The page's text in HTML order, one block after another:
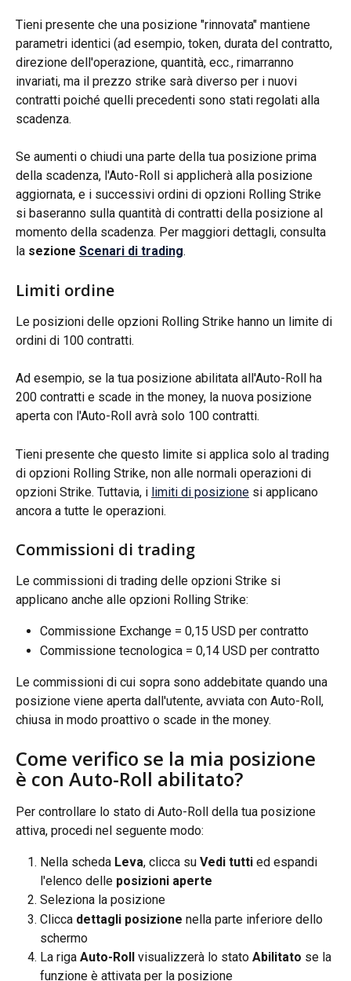
Tieni presente che una posizione "rinnovata" mantiene
parametri identici (ad esempio, token, durata del contratto,
direzione dell'operazione, quantità, ecc., rimarranno
invariati, ma il prezzo strike sarà diverso per i nuovi
contratti poiché quelli precedenti sono stati regolati alla
scadenza.
Se aumenti o chiudi una parte della tua posizione prima
della scadenza, l'Auto-Roll si applicherà alla posizione
aggiornata, e i successivi ordini di opzioni Rolling Strike
si baseranno sulla quantità di contratti della posizione al
momento della scadenza. Per maggiori dettagli, consulta
la sezione Scenari di trading.
Limiti ordine
Le posizioni delle opzioni Rolling Strike hanno un limite di
ordini di 100 contratti.
Ad esempio, se la tua posizione abilitata all'Auto-Roll ha
200 contratti e scade in the money, la nuova posizione
aperta con l'Auto-Roll avrà solo 100 contratti.
Tieni presente che questo limite si applica solo al trading
di opzioni Rolling Strike, non alle normali operazioni di
opzioni Strike. Tuttavia, i limiti di posizione si applicano
ancora a tutte le operazioni.
Commissioni di trading
Le commissioni di trading delle opzioni Strike si
applicano anche alle opzioni Rolling Strike:
Commissione Exchange = 0,15 USD per contratto
Commissione tecnologica = 0,14 USD per contratto
Le commissioni di cui sopra sono addebitate quando una
posizione viene aperta dall'utente, avviata con Auto-Roll,
chiusa in modo proattivo o scade in the money.
Come verifico se la mia posizione
è con Auto-Roll abilitato?
Per controllare lo stato di Auto-Roll della tua posizione
attiva, procedi nel seguente modo:
Nella scheda Leva, clicca su Vedi tutti ed espandi
l'elenco delle posizioni aperte
Seleziona la posizione
Clicca dettagli posizione nella parte inferiore dello
schermo
La riga Auto-Roll visualizzerà lo stato Abilitato se la
funzione è attivata per la posizione